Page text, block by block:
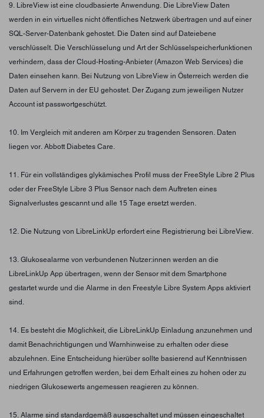
9. LibreView ist eine cloudbasierte Anwendung. Die LibreView Daten
werden in ein virtuelles nicht öffentliches Netzwerk übertragen und auf einer
SQL-Server-Datenbank gehostet. Die Daten sind auf Dateiebene
verschlüsselt. Die Verschlüsselung und Art der Schlüsselspeicherfunktionen
verhindern, dass der Cloud-Hosting-Anbieter (Amazon Web Services) die
Daten einsehen kann. Bei Nutzung von LibreView in Österreich werden die
Daten auf Servern in der EU gehostet. Der Zugang zum jeweiligen Nutzer
Account ist passwortgeschützt.
10. Im Vergleich mit anderen am Körper zu tragenden Sensoren. Daten
liegen vor. Abbott Diabetes Care.
11. Für ein vollständiges glykämisches Profil muss der FreeStyle Libre 2 Plus
oder der FreeStyle Libre 3 Plus Sensor nach dem Auftreten eines
Signalverlustes gescannt und alle 15 Tage ersetzt werden.
12. Die Nutzung von LibreLinkUp erfordert eine Registrierung bei LibreView.
13. Glukosealarme von verbundenen Nutzer:innen werden an die
LibreLinkUp App übertragen, wenn der Sensor mit dem Smartphone
gestartet wurde und die Alarme in den Freestyle Libre System Apps aktiviert
sind.
14. Es besteht die Möglichkeit, die LibreLinkUp Einladung anzunehmen und
damit Benachrichtigungen und Warnhinweise zu erhalten oder diese
abzulehnen. Eine Entscheidung hierüber sollte basierend auf Kenntnissen
und Erfahrungen getroffen werden, bei dem Erhalt eines zu hohen oder zu
niedrigen Glukosewerts angemessen reagieren zu können.
15. Alarme sind standardgemäß ausgeschaltet und müssen eingeschaltet